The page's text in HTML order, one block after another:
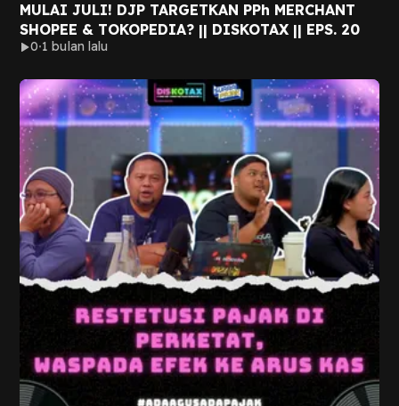
MULAI JULI! DJP TARGETKAN PPh MERCHANT
SHOPEE & TOKOPEDIA? || DISKOTAX || EPS. 20
0 1 bulan lalu